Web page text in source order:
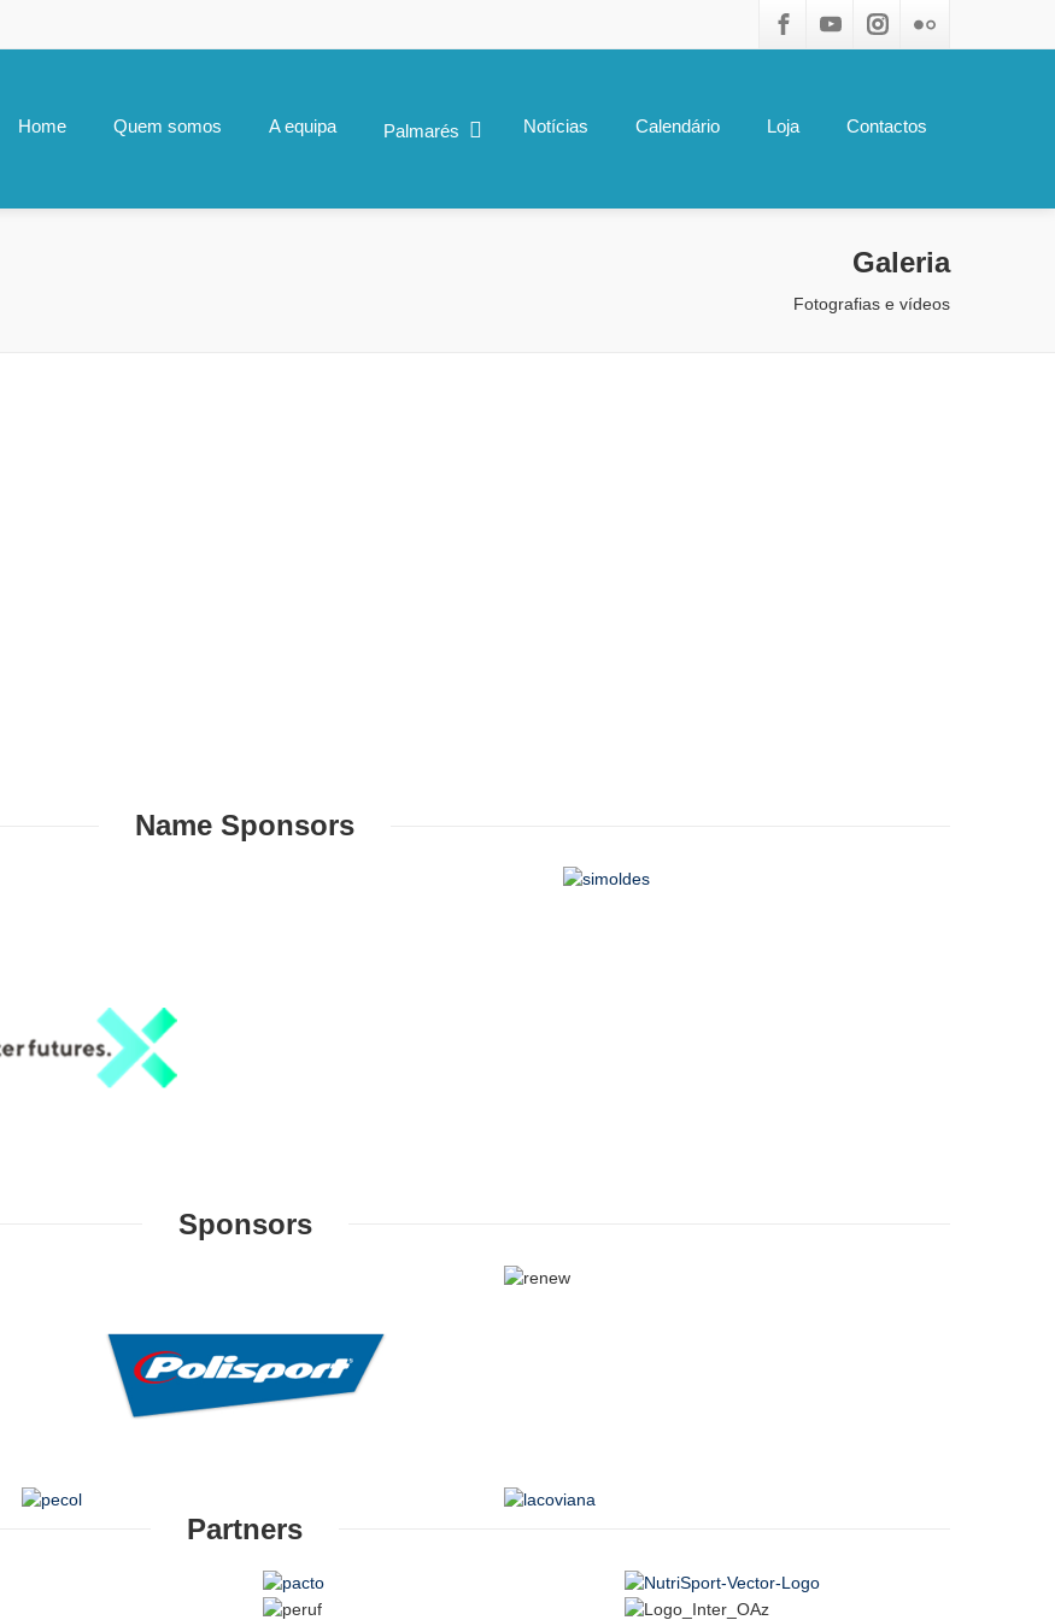
Home Quem somos A equipa Palmarés Notícias Calendário Loja Contactos
Galeria
Fotografias e vídeos
Name Sponsors
Sponsors
Partners